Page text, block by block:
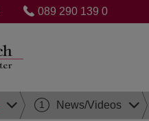
089 290 139 0
1 News/Videos